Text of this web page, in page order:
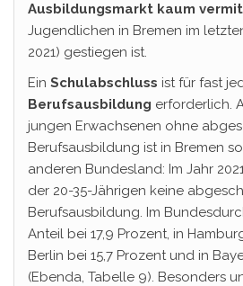
Ausbildungsmarkt kaum
Jugendlichen in Bremen im
2021) gestiegen ist.
Ein Schulabschluss ist für fast
Berufsausbildung erforderlich.
jungen Erwachsenen ohne
Berufsausbildung ist in Bremen
anderen Bundesland: Im Jahr
der 20-35-Jährigen keine
Berufsausbildung. Im
Anteil bei 17,9 Prozent, in
Berlin bei 15,7 Prozent und in
(Ebenda, Tabelle 9). Besonders